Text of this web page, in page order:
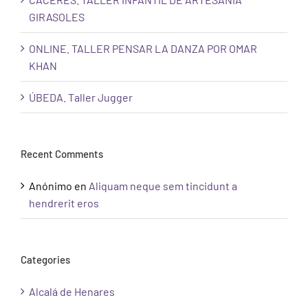
GIRASOLES
ONLINE. TALLER PENSAR LA DANZA POR OMAR
KHAN
ÚBEDA. Taller Jugger
Recent Comments
Anónimo en Aliquam neque sem tincidunt a
hendrerit eros
Categories
Alcalá de Henares